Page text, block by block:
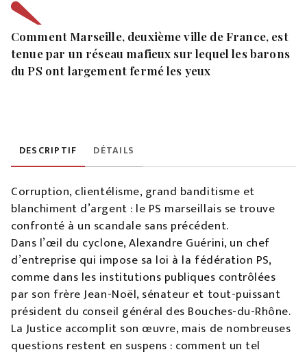
Comment Marseille, deuxième ville de France, est
tenue par un réseau mafieux sur lequel les barons
du PS ont largement fermé les yeux
DESCRIPTIF DÉTAILS
Corruption, clientélisme, grand banditisme et
blanchiment d’argent : le PS marseillais se trouve
confronté à un scandale sans précédent.
Dans l’œil du cyclone, Alexandre Guérini, un chef
d’entreprise qui impose sa loi à la fédération PS,
comme dans les institutions publiques contrôlées
par son frère Jean-Noël, sénateur et tout-puissant
président du conseil général des Bouches-du-Rhône.
La Justice accomplit son œuvre, mais de nombreuses
questions restent en suspens : comment un tel